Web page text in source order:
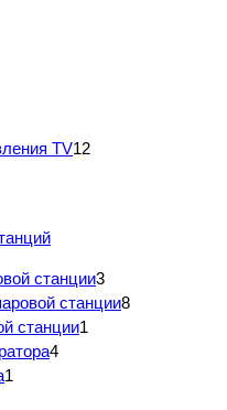
TV12
станции3
станции8
станции1
4
1